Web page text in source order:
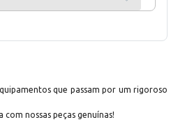
que passam por um rigoroso
nossas peças genuínas!